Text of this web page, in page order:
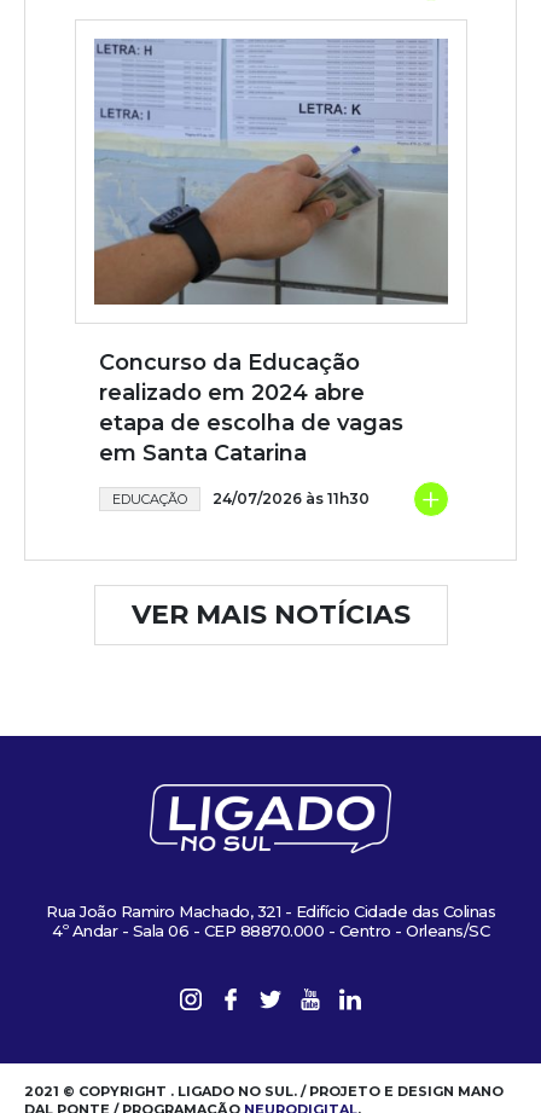
Concurso da Educação
realizado em 2024 abre
etapa de escolha de vagas
em Santa Catarina
EDUCAÇÃO 24/07/2026 às 11h30 +
VER MAIS NOTÍCIAS
Rua João Ramiro Machado, 321 - Edifício Cidade das Colinas
4º Andar - Sala 06 - CEP 88870.000 - Centro - Orleans/SC
2021 © COPYRIGHT . LIGADO NO SUL. / PROJETO E DESIGN MANO
DAL PONTE / PROGRAMAÇÃO NEURODIGITAL.